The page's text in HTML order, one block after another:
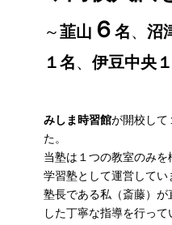
～韮山 ６ 名、 沼
１名、 伊豆中央 １
みしま時習館が開校して
た。
当塾は１つの教室のみ
学習塾として運営して
塾長である私（斎藤）
した丁寧な指導を行って